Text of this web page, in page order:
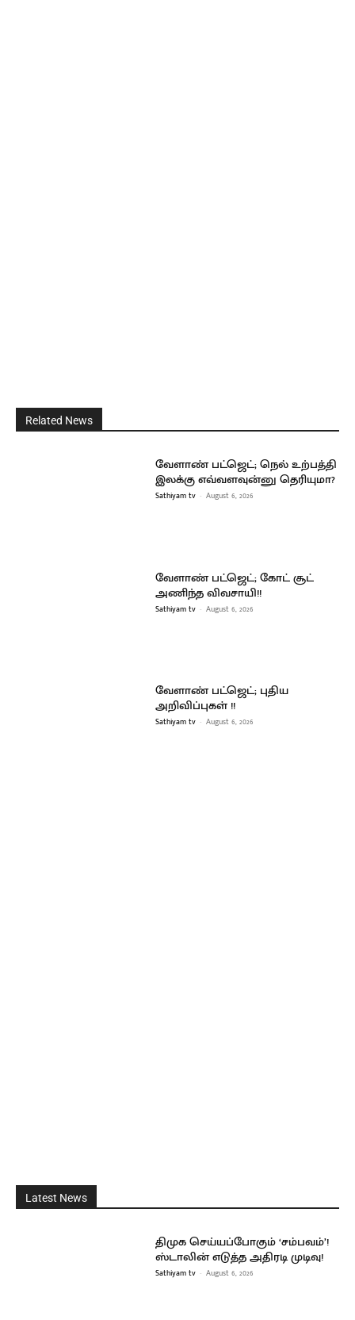
Related News
வேளாண் பட்ஜெட்; நெல் உற்பத்தி
இலக்கு எவ்வளவுன்னு தெரியுமா?
Sathiyam tv - August 6, 2026
வேளாண் பட்ஜெட்; கோட் சூட்
அணிந்த விவசாயி!!
Sathiyam tv - August 6, 2026
வேளாண் பட்ஜெட்; புதிய
அறிவிப்புகள் !!
Sathiyam tv - August 6, 2026
Latest News
திமுக செய்யப்போகும் ‘சம்பவம்’!
ஸ்டாலின் எடுத்த அதிரடி முடிவு!
Sathiyam tv - August 6, 2026